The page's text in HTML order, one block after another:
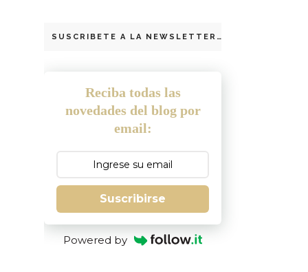
SUSCRIBETE A LA NEWSLETTER
Reciba todas las
novedades del blog por
email:
Suscribirse
Powered by